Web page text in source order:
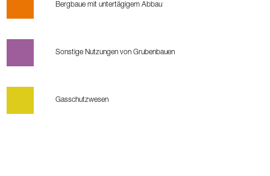
Bergbaue mit untertägigem Abbau
Sonstige Nutzungen von Grubenbauen
Gasschutzwesen